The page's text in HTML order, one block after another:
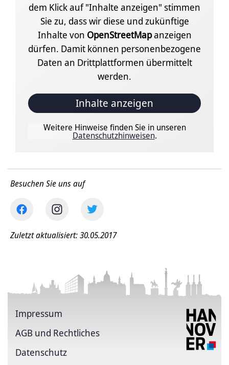
dem Klick auf "Inhalte anzeigen" stimmen
Sie zu, dass wir diese und zukünftige
Inhalte von OpenStreetMapanzeigen
dürfen. Damit können personenbezogene
Daten an Drittplattformen übermittelt
werden.
Inhalte anzeigen
Weitere Hinweise finden Sie in unseren
Datenschutzhinweisen.
Besuchen Sie uns auf
Zuletzt aktualisiert: 30.05.2017
Impressum
AGB und Rechtliches
Datenschutz